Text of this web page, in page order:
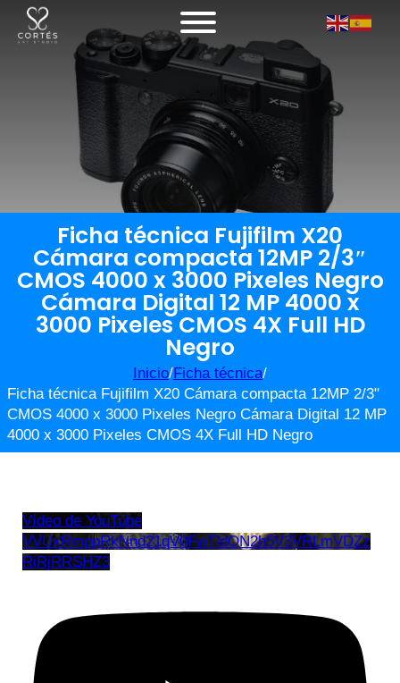
Ficha técnica Fujifilm X20
Cámara compacta 12MP 2/3″
CMOS 4000 x 3000 Pixeles Negro
Cámara Digital 12 MP 4000 x
3000 Pixeles CMOS 4X Full HD
Negro
Inicio/Ficha técnica/
Ficha técnica Fujifilm X20 Cámara compacta 12MP 2/3"
CMOS 4000 x 3000 Pixeles Negro Cámara Digital 12 MP
4000 x 3000 Pixeles CMOS 4X Full HD Negro
Vídeo de YouTube
VVUxRmppRkNnd21qV0FwTldON2h5V3VRLmVDZz
RiRjRRSHZ3